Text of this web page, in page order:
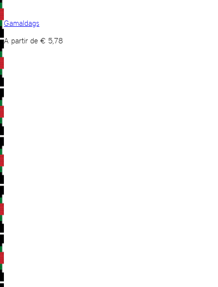
Gamaldags
A partir de € 5,78